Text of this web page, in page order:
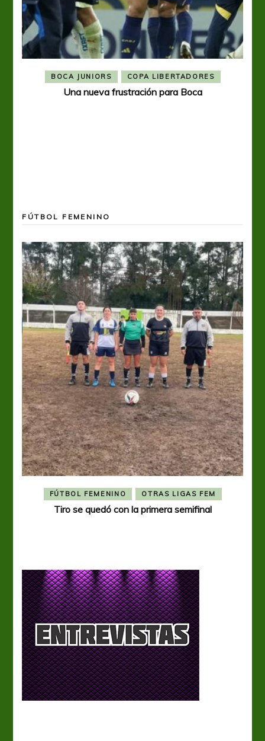
BOCA JUNIORS COPA LIBERTADORES
Una nueva frustración para Boca
FÚTBOL FEMENINO
FÚTBOL FEMENINO OTRAS LIGAS FEM
Tiro se quedó con la primera semifinal